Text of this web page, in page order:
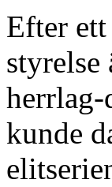
Efter
styrelse
herrlag-
kunde